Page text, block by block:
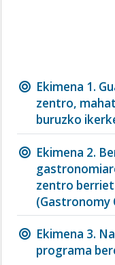
Ekimena 1.
zentro,
buruzko
Ekimena 2.
zentro
(Gastronomy
Ekimena 3.
programa